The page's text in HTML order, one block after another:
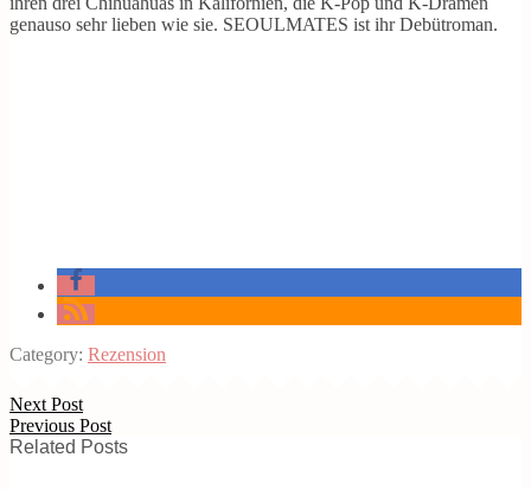
genauso sehr lieben wie sie. SEOULMATES ist ihr Debütroman.
Category: Rezension
Next Post
Previous Post
Related Posts